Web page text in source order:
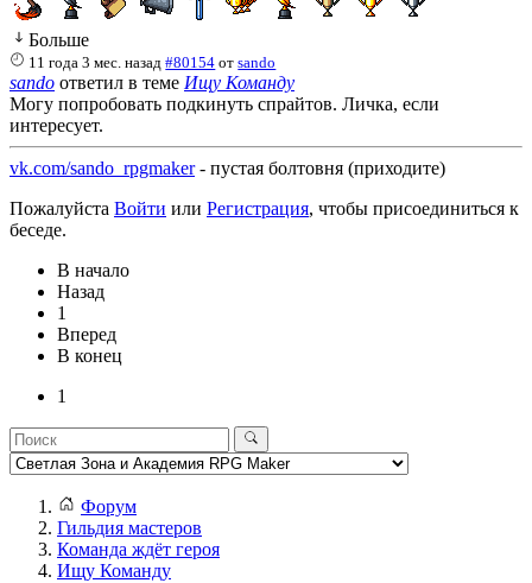
Больше
11 года 3 мес. назад #80154 отsando
sando ответил в теме Ищу Команду
Могу попробовать подкинуть спрайтов. Личка, если
интересует.
vk.com/sando_rpgmaker- пустая болтовня (приходите)
Пожалуйста Войти или Регистрация, чтобы присоединиться к
беседе.
В начало
Назад
1
Вперед
В конец
1
Форум
Гильдия мастеров
Команда ждёт героя
Ищу Команду